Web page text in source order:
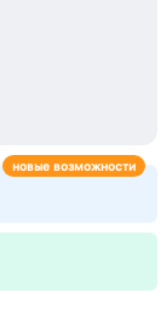
новые возможности